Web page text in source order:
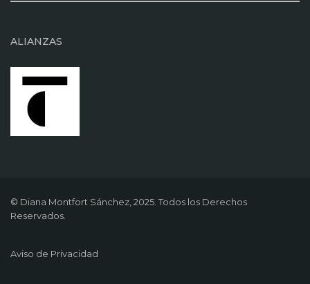
ALIANZAS
© Diana Montfort Sánchez, 2025. Todos los Derechos
Reservados.
Aviso de Privacidad